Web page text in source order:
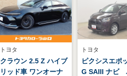
トヨタ
クラウン 2.5 Z ハイブ
リッド車 ワンオーナ
トヨタ
ピクシスエポ
G SAIII ナビ